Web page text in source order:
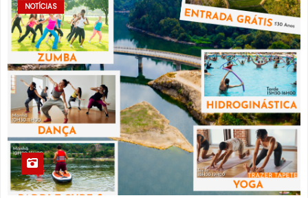
NOTÍCIAS